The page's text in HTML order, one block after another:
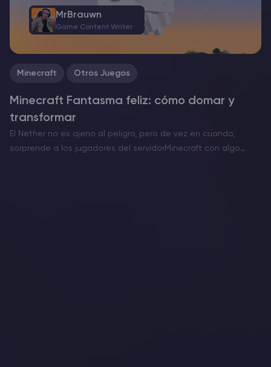
Minecraft Otros Juegos
Minecraft Fantasma feliz: cómo domar y
transformar
El Nether no es ajeno al peligro, pero de vez en cuando,
sorprende a los jugadores del servidorMinecraft con algo
MrBrauwn
Game Content Writer